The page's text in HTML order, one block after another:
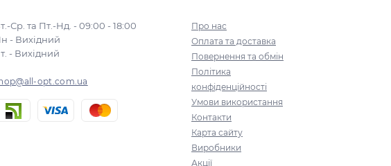
Ср. та Пт.-Нд. - 09:00 - 18:00
- Вихідний
- Вихідний
opt.com.ua
Про нас
Оплата та доставка
Повернення та обмін
Політика
конфіденційності
Умови використання
Контакти
Карта сайту
Виробники
Акції